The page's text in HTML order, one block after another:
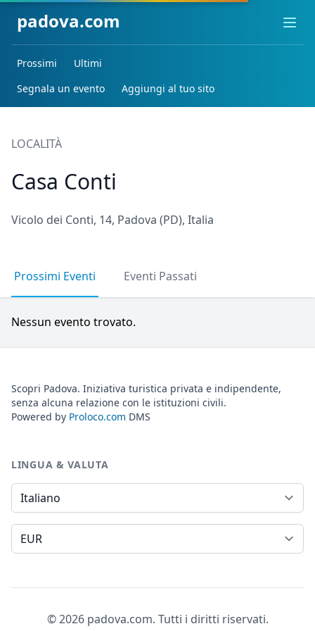
padova.com
Prossimi
Ultimi
Segnala un evento
Aggiungi al tuo sito
LOCALITÀ
Casa Conti
Vicolo dei Conti, 14, Padova (PD), Italia
Prossimi Eventi Eventi Passati
Nessun evento trovato.
Scopri Padova. Iniziativa turistica privata e indipendente,
senza alcuna relazione con le istituzioni civili.
Powered by Proloco.com DMS
LINGUA & VALUTA
Lingua
Valuta
© 2026 padova.com. Tutti i diritti riservati.